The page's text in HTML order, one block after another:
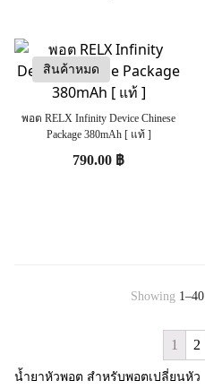
สินค้าหมด
พอต RELX Infinity Device Chinese
Package 380mAh [ แท้ ]
790.00 ฿
Showing 1–40
1 2
น้ำยาหัวพอต สำหรับพอตเปลี่ยนหัว